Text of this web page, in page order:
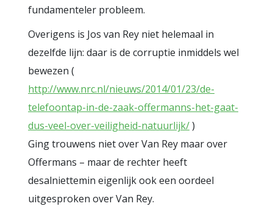
fundamenteler probleem.
Overigens is Jos van Rey niet helemaal in
dezelfde lijn: daar is de corruptie inmiddels wel
bewezen (
http://www.nrc.nl/nieuws/2014/01/23/de-
telefoontap-in-de-zaak-offermanns-het-gaat-
dus-veel-over-veiligheid-natuurlijk/)
Ging trouwens niet over Van Rey maar over
Offermans – maar de rechter heeft
desalniettemin eigenlijk ook een oordeel
uitgesproken over Van Rey.